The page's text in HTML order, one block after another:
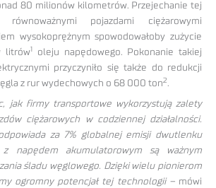
80 milionów kilometrów. Przejechanie tej
równoważnymi pojazdami ciężarowymi
wysokoprężnym spowodowałoby zużycie
litrów1
oleju napędowego. Pokonanie takiej
przyczyniło się także do redukcji
z rur wydechowych o 68 000 ton2 .
jak firmy transportowe wykorzystują zalety
ciężarowych w codziennej działalności.
za 7% globalnej emisji dwutlenku
napędem akumulatorowym są ważnym
śladu węglowego. Dzięki wielu pionierom
ogromny potencjał tej technologii –mówi